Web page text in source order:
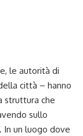
le autorità di
città – hanno
struttura che
sullo
un luogo dove